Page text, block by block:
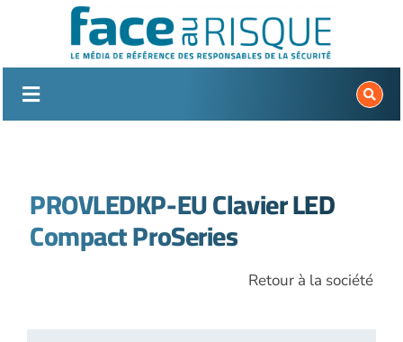
PROVLEDKP-EU Clavier LED
Compact ProSeries
Retour à la société